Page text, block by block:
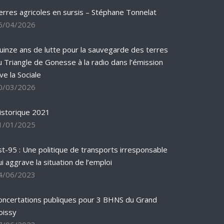
agricoles en sursis – Stéphane Tonnelat
04/2026
ans de lutte pour la sauvegarde des terres
Triangle de Gonesse à la radio dans l’émission
la Sociale
03/2026
2021
01/2025
95 : Une politique de transports irresponsable
aggrave la situation de l’emploi
06/2023
publiques pour 3 BHNS du Grand